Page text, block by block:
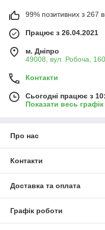
99% позитивних з 267
Працює з 26.04.2021
м. Дніпро
49008, вул. Робоча,
Контакти
Сьогодні працює з
Показати весь
Про нас
Контакти
Доставка та оплата
Графік роботи